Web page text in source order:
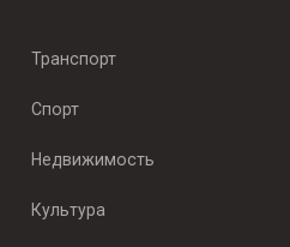
Транспорт
Спорт
Недвижимость
Культура